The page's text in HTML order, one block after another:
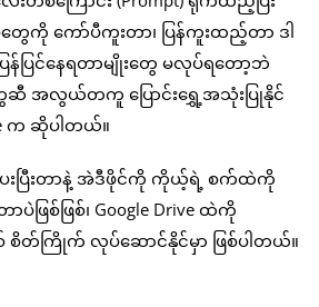
ေကို ကော်ပီကူးတာ၊ ပြန်ကူးထည့်တာ ဒါ
န်ပြင်နေရတာမျိုးတွေ မလုပ်ရတော့ဘဲ
တွေဆီ အလွယ်တကူ ပြောင်းရွှေ့အသုံးပြုနိုင်
က ဆိုပါတယ်။
ေးပြီးတာနဲ့ အဲဒီဖိုင်ကို ကိုယ့်ရဲ့ စက်ထဲကို
ြစ်ဖြစ်၊ Google Drive ထဲကို
စိတ်ကြိုက် လုပ်ဆောင်နိုင်မှာ ဖြစ်ပါတယ်။